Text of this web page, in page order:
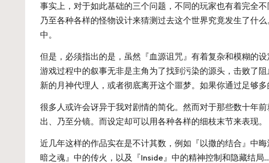
事实上，对于如此基础的三个问题，不同的玩家也有着完全
乃至各种各样的怪物设计来猜测过去这个世界究竟发生了什
中。
但是，必须指出的是，虽然『血源诅咒』有着复杂和模糊的
游戏过程中的叙事无非是主角为了找到污染的源头，击败了
新的月神代理人，或者彻底离开这个噩梦。如果你通过足够
很多人或许会讶异于我对剧情的简化。然而对于那些数十年
出、乃至分镜。而设定却可以用各种各样的细枝末节来表现。
近几年这样的作品实在是不计其数，例如『以撒的结合』中
暗之魂』中的传火，以及『Inside』中的精神控制和隐藏结